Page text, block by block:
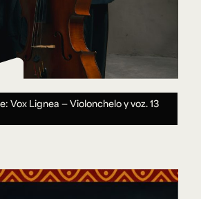
Vox Lignea — Violonchelo y voz.13